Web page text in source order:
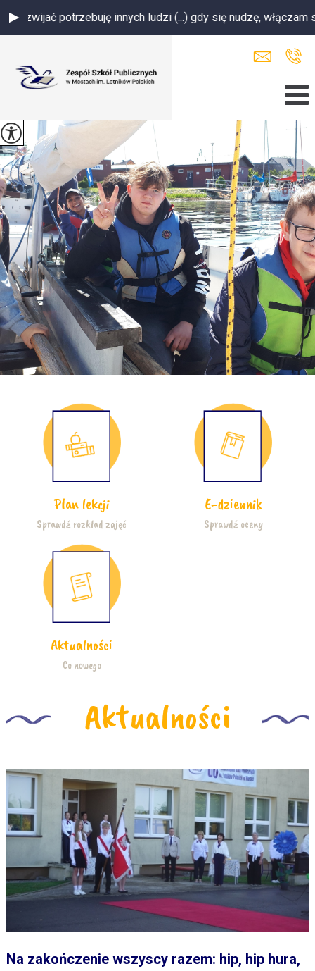
potrzebuję innych ludzi (...) gdy się nudzę, włączam sobie
Plan lekcji
Sprawdź rozkład zajęć
E-dziennik
Sprawdź oceny
Aktualności
Co nowego
Aktualności
Na zakończenie wszyscy razem: hip, hip hura,